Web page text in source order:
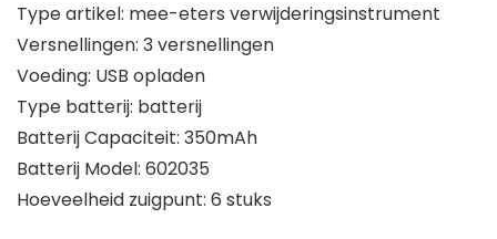
Type artikel: mee-eters verwijderingsinstrument
Versnellingen: 3 versnellingen
Voeding: USB opladen
Type batterij: batterij
Batterij Capaciteit: 350mAh
Batterij Model: 602035
Hoeveelheid zuigpunt: 6 stuks